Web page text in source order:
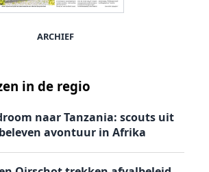
ARCHIEF
in de regio
naar Tanzania: scouts uit
avontuur in Afrika